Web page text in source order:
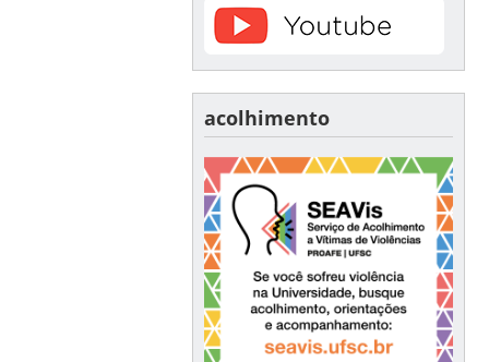
acolhimento